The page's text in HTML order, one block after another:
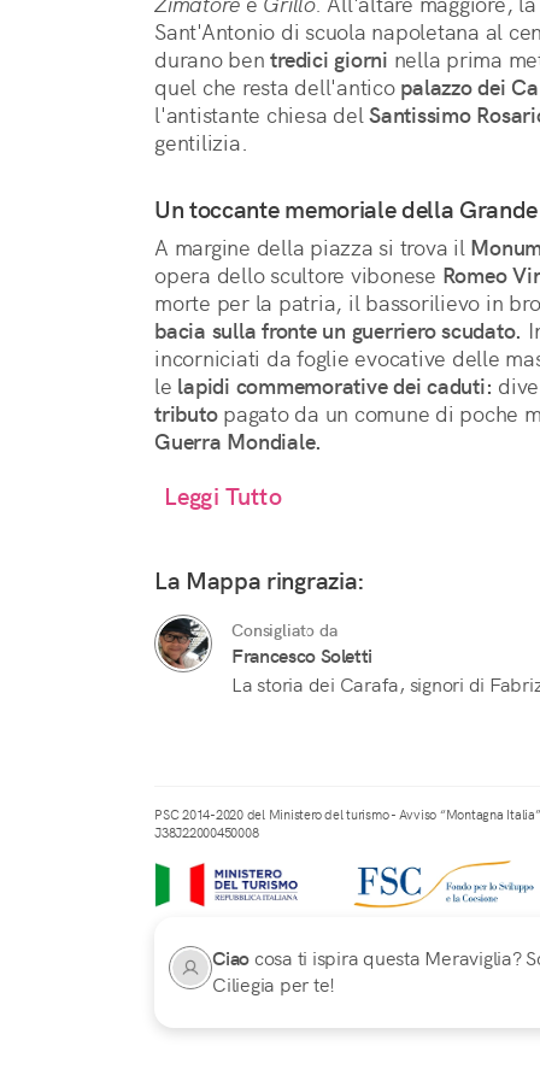
Sant'Antonio di scuola napoletana al
durano bentredici giorni nella prima
quel che resta dell'antico palazzo dei
l'antistante chiesa delSantissimo
gentilizia.
Un toccante memoriale della
A margine della piazza si trova il
opera dello scultore vibonese Romeo
morte per la patria, il bassorilievo in
bacia sulla fronte un guerriero scudato.
incorniciati da foglie evocative delle
le lapidi commemorative dei caduti:
tributopagato da un comune di poche
Guerra Mondiale.
Leggi Tutto
La Mappa ringrazia:
Consigliato da
Francesco Soletti
La storia dei Carafa, signori di
PSC 2014-2020 del Ministero del turismo - Avviso “Montagna
J38J22000450008
Ciaocosa ti ispira questa Meraviglia?
Ciliegia per te!